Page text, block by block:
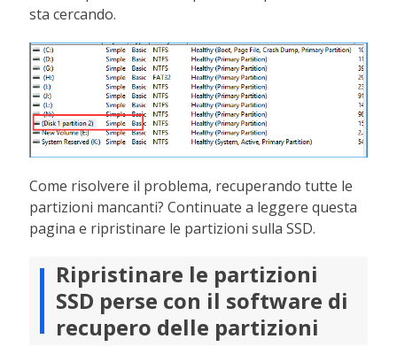
sta cercando.
Come risolvere il problema, recuperando tutte le
partizioni mancanti? Continuate a leggere questa
pagina e ripristinare le partizioni sulla SSD.
Ripristinare le partizioni
SSD perse con il software di
recupero delle partizioni